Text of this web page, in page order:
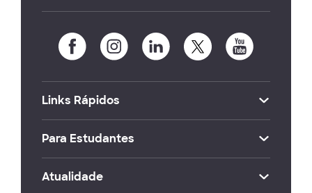
Links Rápidos
Para Estudantes
Atualidade